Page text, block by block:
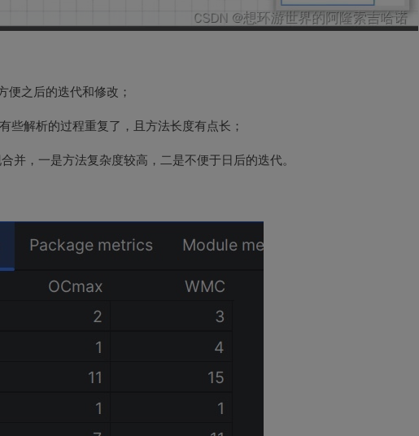
便之后的迭代和修改；
些解析的过程重复了，且方法长度有点长；
并，一是方法复杂度较高，二是不便于日后的迭代。